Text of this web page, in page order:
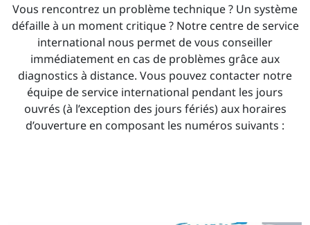
Vous rencontrez un problème technique ? Un système
défaille à un moment critique ? Notre centre de service
international nous permet de vous conseiller
immédiatement en cas de problèmes grâce aux
diagnostics à distance. Vous pouvez contacter notre
équipe de service international pendant les jours
ouvrés (à l’exception des jours fériés) aux horaires
d’ouverture en composant les numéros suivants :